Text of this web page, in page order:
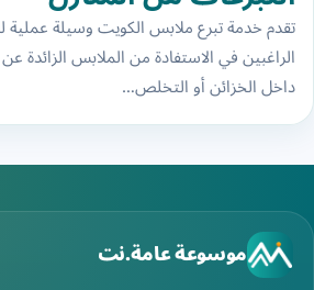
تقدم خدمة تبرع ملابس الكويت وسيلة عملية
الراغبين في الاستفادة من الملابس الزائدة عن
داخل الخزائن أو التخلص…
موسوعة عامة.نت